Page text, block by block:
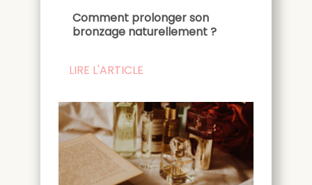
Comment prolonger son
bronzage naturellement ?
LIRE L'ARTICLE